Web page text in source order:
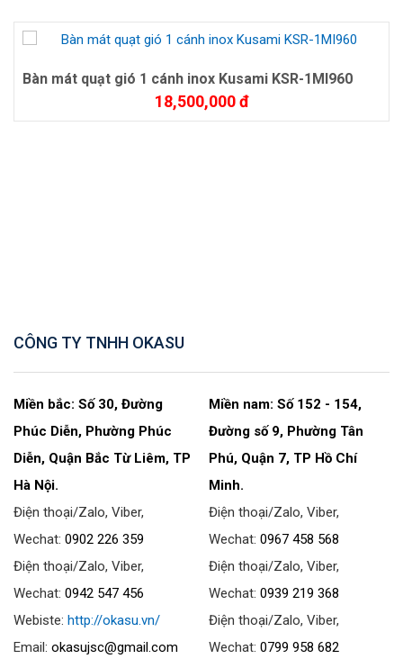
Bàn mát quạt gió 1 cánh inox Kusami KSR-1MI960
18,500,000 đ
CÔNG TY TNHH OKASU
Miền bắc: Số 30, Đường
Phúc Diễn, Phường Phúc
Diễn, Quận Bắc Từ Liêm, TP
Hà Nội.
Điện thoại/Zalo, Viber,
Wechat: 0902 226 359
Điện thoại/Zalo, Viber,
Wechat: 0942 547 456
Webiste: http://okasu.vn/
Email: okasujsc@gmail.com
Miền nam: Số 152 - 154,
Đường số 9, Phường Tân
Phú, Quận 7, TP Hồ Chí
Minh.
Điện thoại/Zalo, Viber,
Wechat:0967 458 568
Điện thoại/Zalo, Viber,
Wechat:0939 219 368
Điện thoại/Zalo, Viber,
Wechat:0799 958 682